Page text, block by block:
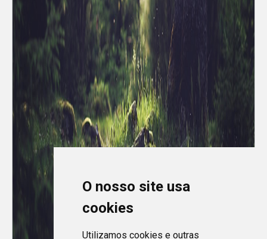
O nosso site usa
cookies
Utilizamos cookies e outras